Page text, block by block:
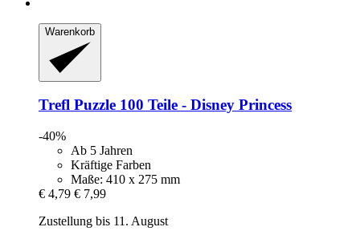
Warenkorb
Trefl Puzzle 100 Teile -​ Disney Princess
-40%
Ab 5 Jahren
Kräftige Farben
Maße: 410 x 275 mm
€ 4,79 € 7,99
Zustellung bis 11. August